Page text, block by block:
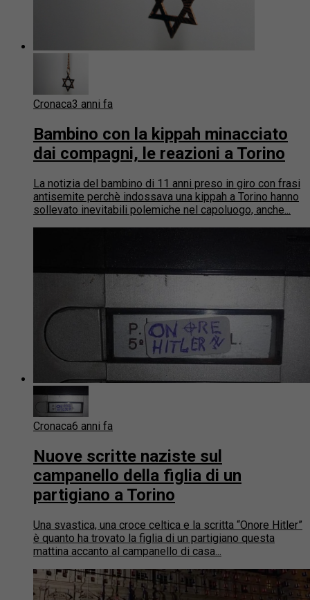
Cronaca3 anni fa
Bambino con la kippah minacciato
dai compagni, le reazioni a Torino
La notizia del bambino di 11 anni preso in giro con frasi
antisemite perchè indossava una kippah a Torino hanno
sollevato inevitabili polemiche nel capoluogo, anche...
Cronaca6 anni fa
Nuove scritte naziste sul
campanello della figlia di un
partigiano a Torino
Una svastica, una croce celtica e la scritta “Onore Hitler”
è quanto ha trovato la figlia di un partigiano questa
mattina accanto al campanello di casa...